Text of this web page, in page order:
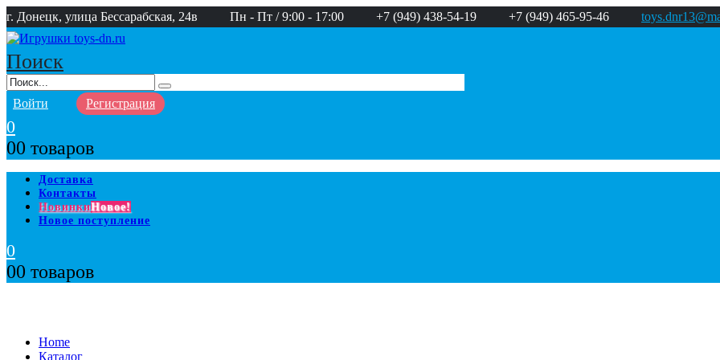
г. Донецк, улица Бессарабская, 24в Пн - Пт / 9:00 - 17:00 +7 (949) 438-54-19 +7 (949) 465-95-46
Поиск
Войти Регистрация
0
00 товаров
Доставка
Контакты
НовинкиНовое!
Новое поступление
0
00 товаров
Home
Каталог